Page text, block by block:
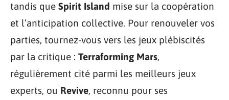
tandis que Spirit Island mise sur la coopération
et l’anticipation collective. Pour renouveler vos
parties, tournez-vous vers les jeux plébiscités
par la critique : Terraforming Mars,
régulièrement cité parmi les meilleurs jeux
experts, ou Revive, reconnu pour ses